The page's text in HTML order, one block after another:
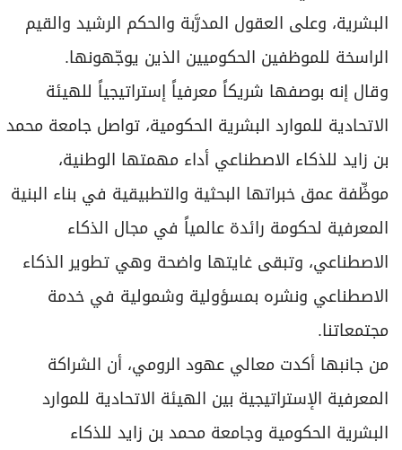
البشرية، وعلى العقول المدرَّبة والحكم الرشيد والقيم
الراسخة للموظفين الحكوميين الذين يوجّهونها.
وقال إنه بوصفها شريكاً معرفياً إستراتيجياً للهيئة
الاتحادية للموارد البشرية الحكومية، تواصل جامعة محمد
بن زايد للذكاء الاصطناعي أداء مهمتها الوطنية،
موظِّفة عمق خبراتها البحثية والتطبيقية في بناء البنية
المعرفية لحكومة رائدة عالمياً في مجال الذكاء
الاصطناعي، وتبقى غايتها واضحة وهي تطوير الذكاء
الاصطناعي ونشره بمسؤولية وشمولية في خدمة
مجتمعاتنا.
من جانبها أكدت معالي عهود الرومي، أن الشراكة
المعرفية الإستراتيجية بين الهيئة الاتحادية للموارد
البشرية الحكومية وجامعة محمد بن زايد للذكاء